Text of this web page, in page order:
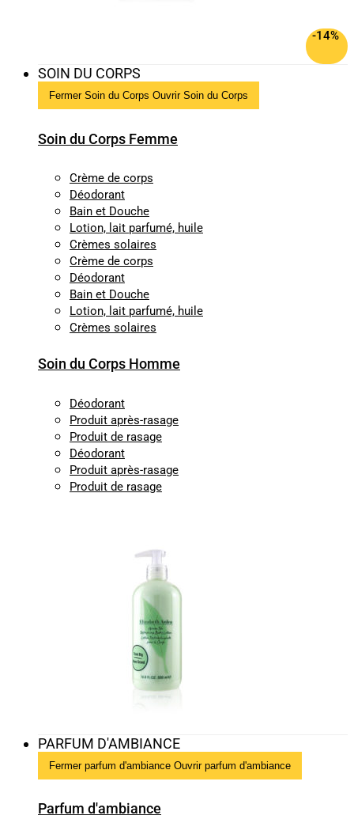
-14%
SOIN DU CORPS
Fermer Soin du Corps Ouvrir Soin du Corps
Soin du Corps Femme
Crème de corps
Déodorant
Bain et Douche
Lotion, lait parfumé, huile
Crèmes solaires
Crème de corps
Déodorant
Bain et Douche
Lotion, lait parfumé, huile
Crèmes solaires
Soin du Corps Homme
Déodorant
Produit après-rasage
Produit de rasage
Déodorant
Produit après-rasage
Produit de rasage
PARFUM D'AMBIANCE
Fermer parfum d'ambiance Ouvrir parfum d'ambiance
Parfum d'ambiance